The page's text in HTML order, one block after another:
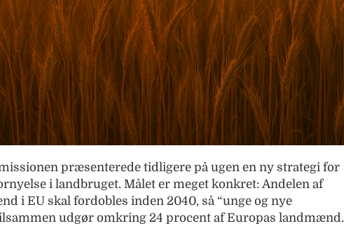
præsenterede tidligere på ugen en ny strategi for
i landbruget. Målet er meget konkret: Andelen af
i EU skal fordobles inden 2040, så “unge og nye
udgør omkring 24 procent af Europas landmænd.